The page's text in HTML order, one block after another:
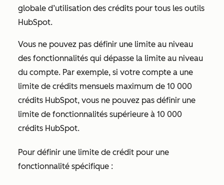
globale d’utilisation des crédits pour tous les outils
HubSpot.
Vous ne pouvez pas définir une limite au niveau
des fonctionnalités qui dépasse la limite au niveau
du compte. Par exemple, si votre compte a une
limite de crédits mensuels maximum de 10 000
crédits HubSpot, vous ne pouvez pas définir une
limite de fonctionnalités supérieure à 10 000
crédits HubSpot.
Pour définir une limite de crédit pour une
fonctionnalité spécifique :